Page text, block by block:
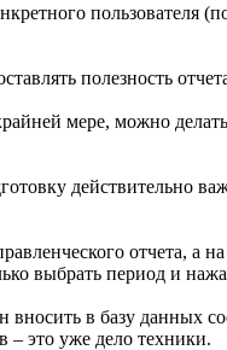
пользователя
полезность
мере, можно
действительно
отчета, а
выбрать период и
вносить в базу данных
– это уже дело техники.